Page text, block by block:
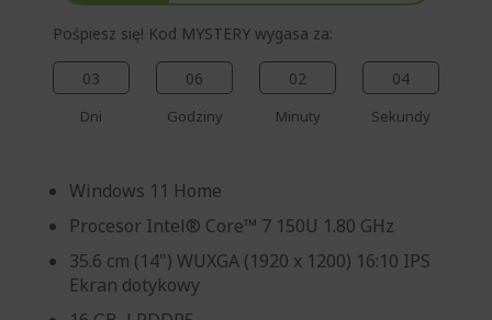
Pośpiesz się! Kod MYSTERY wygasa za:
03
Dni
06
Godziny
02
Minuty
03
Sekundy
Windows 11 Home
Procesor Intel® Core™ 7 150U 1.80 GHz
35.6 cm (14") WUXGA (1920 x 1200) 16:10 IPS
Ekran dotykowy